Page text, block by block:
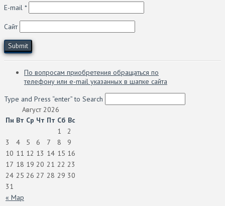
E-mail *
Сайт
По вопросам приобретения обращаться по
телефону или e-mail указанных в шапке сайта
Type and Press “enter” to Search
Август 2026
Пн Вт Ср Чт Пт Сб Вс
« Мар
1
2
3
4 5 6 7 8
9
10 11 12 13 14 15 16
17 18 19 20 21 22 23
24 25 26 27 28 29 30
31